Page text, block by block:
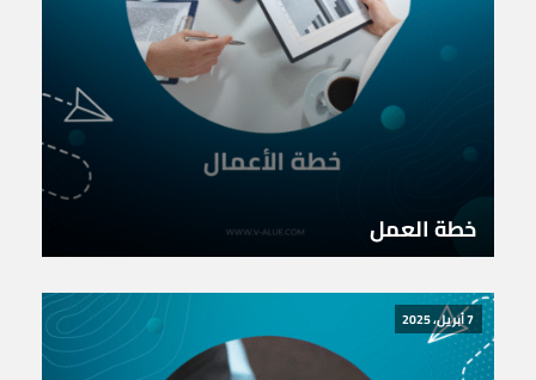
خطة العمل
7 أبريل، 2025